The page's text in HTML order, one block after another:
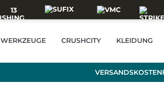
WERKZEUGE CRUSHCITY KLEIDUNG